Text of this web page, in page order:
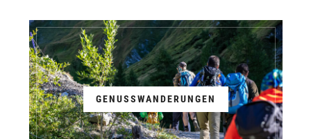
GENUSSWANDERUNGEN